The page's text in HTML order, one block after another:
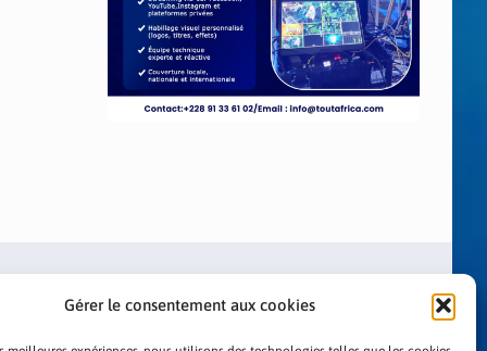
Gérer le consentement aux cookies